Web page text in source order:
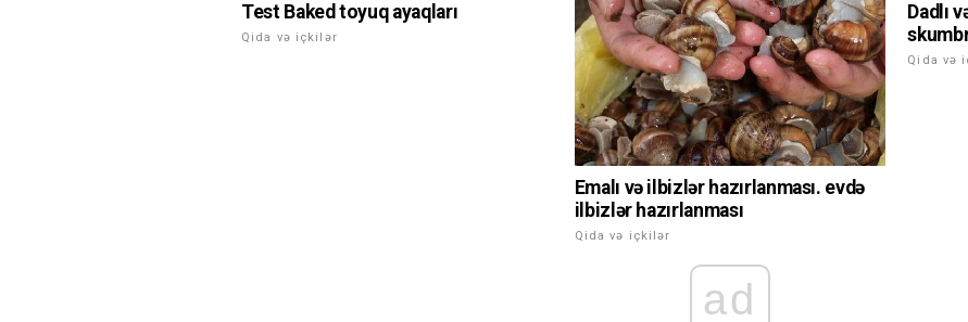
Test Baked toyuq ayaqları
Qida və içkilər
Emalı və ilbizlər hazırlanması. evdə
ilbizlər hazırlanması
Qida və içkilər
Dadlı
Qida və
ad